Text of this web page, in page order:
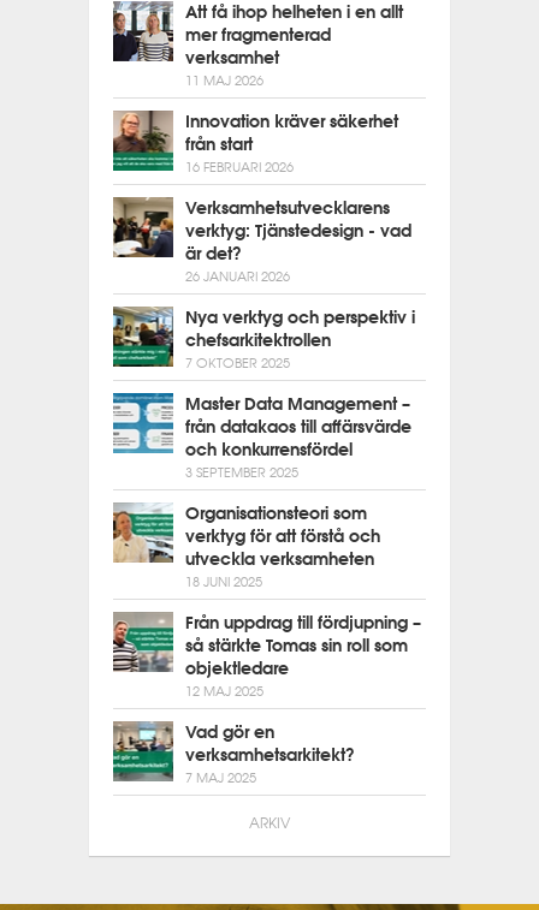
Att få ihop helheten i en allt
mer fragmenterad
verksamhet
11 MAJ 2026
Innovation kräver säkerhet
från start
16 FEBRUARI 2026
Verksamhetsutvecklarens
verktyg: Tjänstedesign - vad
är det?
26 JANUARI 2026
Nya verktyg och perspektiv i
chefsarkitektrollen
7 OKTOBER 2025
Master Data Management –
från datakaos till affärsvärde
och konkurrensfördel
3 SEPTEMBER 2025
Organisationsteori som
verktyg för att förstå och
utveckla verksamheten
18 JUNI 2025
Från uppdrag till fördjupning –
så stärkte Tomas sin roll som
objektledare
12 MAJ 2025
Vad gör en
verksamhetsarkitekt?
7 MAJ 2025
ARKIV